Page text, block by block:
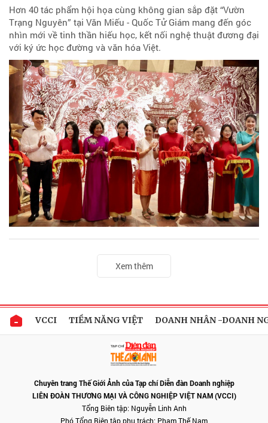
Hơn 40 tác phẩm hội họa cùng không gian sắp đặt “Vườn
Trạng Nguyên” tại Văn Miếu - Quốc Tử Giám mang đến góc
nhìn mới về tinh thần hiếu học, kết nối nghệ thuật đương đại
với ký ức học đường và văn hóa Việt.
Xem thêm
VCCI TIỀM NĂNG VIỆT DOANH NHÂN -DOANH
Chuyên trang Thế Giới Ảnh của Tạp chí Diễn đàn Doanh nghiệp
LIÊN ĐOÀN THƯƠNG MẠI VÀ CÔNG NGHIỆP VIỆT NAM (VCCI)
Tổng Biên tập: Nguyễn Linh Anh
Phó Tổng Biên tập phụ trách: Phạm Thế Nam